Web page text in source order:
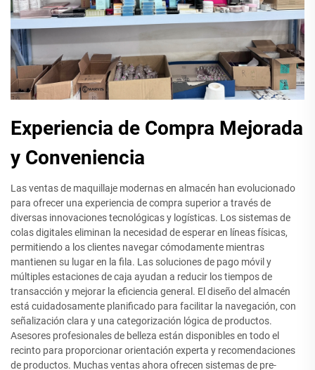
Experiencia de Compra Mejorada
y Conveniencia
Las ventas de maquillaje modernas en almacén han evolucionado
para ofrecer una experiencia de compra superior a través de
diversas innovaciones tecnológicas y logísticas. Los sistemas de
colas digitales eliminan la necesidad de esperar en líneas físicas,
permitiendo a los clientes navegar cómodamente mientras
mantienen su lugar en la fila. Las soluciones de pago móvil y
múltiples estaciones de caja ayudan a reducir los tiempos de
transacción y mejorar la eficiencia general. El diseño del almacén
está cuidadosamente planificado para facilitar la navegación, con
señalización clara y una categorización lógica de productos.
Asesores profesionales de belleza están disponibles en todo el
recinto para proporcionar orientación experta y recomendaciones
de productos. Muchas ventas ahora ofrecen sistemas de pre-